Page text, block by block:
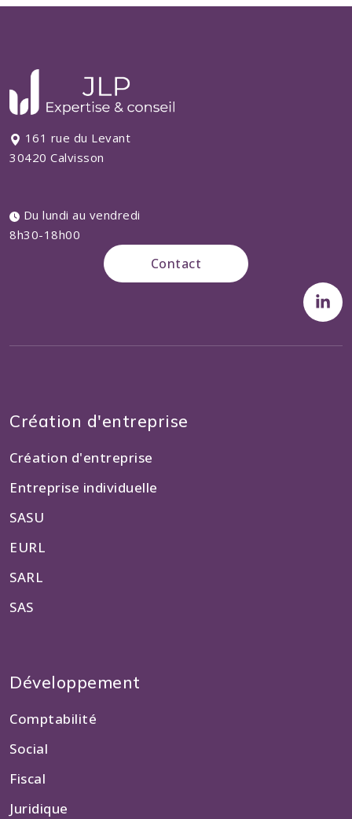
161 rue du Levant
30420 Calvisson
Du lundi au vendredi
8h30-18h00
Contact
Création d'entreprise
Création d'entreprise
Entreprise individuelle
SASU
EURL
SARL
SAS
Développement
Comptabilité
Social
Fiscal
Juridique